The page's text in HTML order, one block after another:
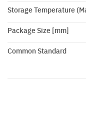
Storage Temperature
Package Size [mm]
Common Standard